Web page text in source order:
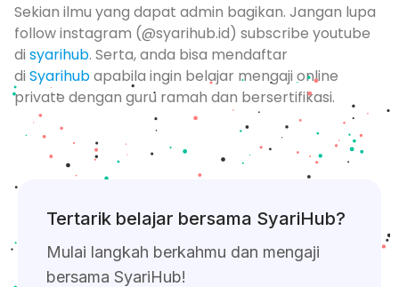
Sekian ilmu yang dapat admin bagikan. Jangan lupa
follow instagram (@syarihub.id) subscribe youtube
di syarihub. Serta, anda bisa mendaftar
di Syarihubapabila ingin belajar mengaji online
private dengan guru ramah dan bersertifikasi.
Tertarik belajar bersama SyariHub?
Mulai langkah berkahmu dan mengaji
bersama SyariHub!